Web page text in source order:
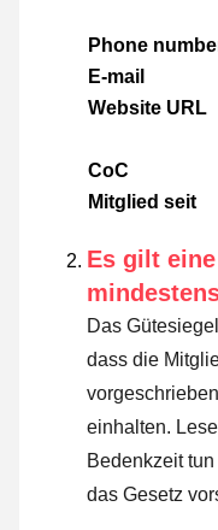
Phone
E-mail
Website URL
CoC
Mitglied seit
Es gilt
Das
dass die
einhalten.
Bedenkzeit
das Gesetz